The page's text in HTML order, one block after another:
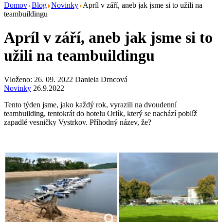
Domov Blog Novinky Apríl v září, aneb jak jsme si to užili na
teambuildingu
Apríl v září, aneb jak jsme si to
užili na teambuildingu
Vloženo: 26. 09. 2022 Daniela Drncová
Novinky 26.9.2022
Tento týden jsme, jako každý rok, vyrazili na dvoudenní
teambuilding, tentokrát do hotelu Orlík, který se nachází poblíž
zapadlé vesničky Vystrkov. Příhodný název, že?